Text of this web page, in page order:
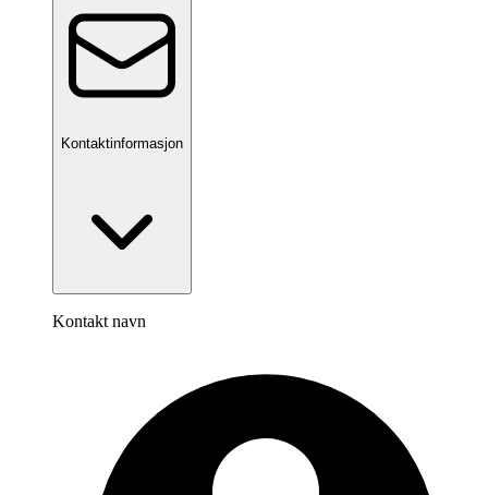
Kontaktinformasjon
Kontakt navn